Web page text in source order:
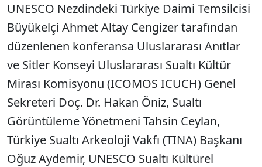
UNESCO Nezdindeki Türkiye Daimi Temsilcisi
Büyükelçi Ahmet Altay Cengizer tarafından
düzenlenen konferansa Uluslararası Anıtlar
ve Sitler Konseyi Uluslararası Sualtı Kültür
Mirası Komisyonu (ICOMOS ICUCH) Genel
Sekreteri Doç. Dr. Hakan Öniz, Sualtı
Görüntüleme Yönetmeni Tahsin Ceylan,
Türkiye Sualtı Arkeoloji Vakfı (TINA) Başkanı
Oğuz Aydemir, UNESCO Sualtı Kültürel